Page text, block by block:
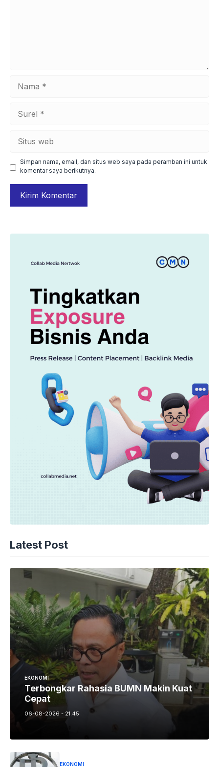
web
Simpan nama, email, dan situs web saya pada peramban ini untuk
komentar saya berikutnya.
Latest Post
EKONOMI
Terbongkar Rahasia BUMN Makin Kuat
Cepat
06-08-2026 - 21.45
EKONOMI